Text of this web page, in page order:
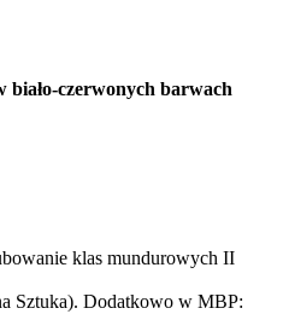
biało-czerwonych barwach
klas mundurowych II
Sztuka). Dodatkowo w MBP: